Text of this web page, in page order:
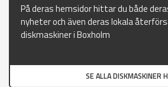
På deras hemsidor hittar du både
nyheter och även deras lokala
diskmaskiner i Boxholm
SE ALLA DISKMASKINER